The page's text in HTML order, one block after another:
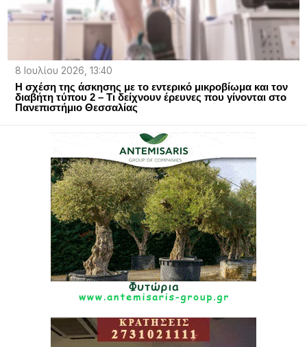
8 Ιουλίου 2026, 13:40
H σχέση της άσκησης με το εντερικό μικροβίωμα και τον
διαβήτη τύπου 2 – Τι δείχνουν έρευνες που γίνονται στο
Πανεπιστήμιο Θεσσαλίας